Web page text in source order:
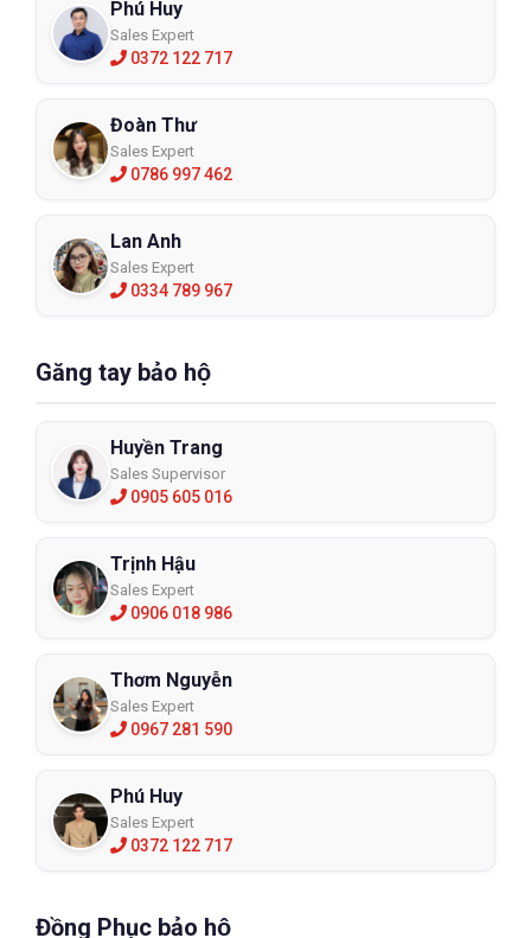
Phú Huy
Sales Expert
0372 122 717
Đoàn Thư
Sales Expert
0786 997 462
Lan Anh
Sales Expert
0334 789 967
Găng tay bảo hộ
Huyền Trang
Sales Supervisor
0905 605 016
Trịnh Hậu
Sales Expert
0906 018 986
Thơm Nguyễn
Sales Expert
0967 281 590
Phú Huy
Sales Expert
0372 122 717
Đồng Phục bảo hộ